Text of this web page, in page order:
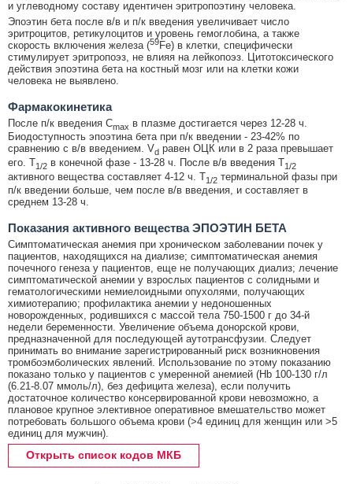
и углеводному составу идентичен эритропоэтину человека.
Эпоэтин бета после в/в и п/к введения увеличивает число
эритроцитов, ретикулоцитов и уровень гемоглобина, а также
скорость включения железа (59Fe) в клетки, специфически
стимулирует эритропоэз, не влияя на лейкопоэз. Цитотоксического
действия эпоэтина бета на костный мозг или на клетки кожи
человека не выявлено.
Фармакокинетика
После п/к введения Cmax в плазме достигается через 12-28 ч.
Биодоступность эпоэтина бета при п/к введении - 23-42% по
сравнению с в/в введением. Vd равен ОЦК или в 2 раза превышает
его. T1/2 в конечной фазе - 13-28 ч. После в/в введения T1/2
активного вещества составляет 4-12 ч. T1/2 терминальной фазы при
п/к введении больше, чем после в/в введения, и составляет в
среднем 13-28 ч.
Показания активного вещества ЭПОЭТИН БЕТА
Симптоматическая анемия при хроническом заболевании почек у
пациентов, находящихся на диализе; симптоматическая анемия
почечного генеза у пациентов, еще не получающих диализ; лечение
симптоматической анемии у взрослых пациентов с солидными и
гематологическими немиелоидными опухолями, получающих
химиотерапию; профилактика анемии у недоношенных
новорожденных, родившихся с массой тела 750-1500 г до 34-й
недели беременности. Увеличение объема донорской крови,
предназначенной для последующей аутотрансфузии. Следует
принимать во внимание зарегистрированный риск возникновения
тромбоэмболических явлений. Использование по этому показанию
показано только у пациентов с умеренной анемией (Hb 100-130 г/л
(6.21-8.07 ммоль/л), без дефицита железа), если получить
достаточное количество консервированной крови невозможно, а
плановое крупное элективное оперативное вмешательство может
потребовать большого объема крови (>4 единиц для женщин или >5
единиц для мужчин).
Открыть список кодов МКБ